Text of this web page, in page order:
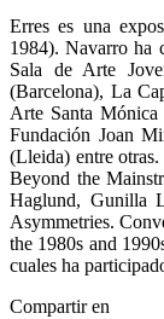
Erres es una
1984). Navarro ha
Sala de Arte
(Barcelona), La
Arte Santa Mónica
Fundación Joan
(Lleida) entre otras.
Beyond the
Haglund, Gunilla
Asymmetries.
the 1980s and
cuales ha
Compartir en